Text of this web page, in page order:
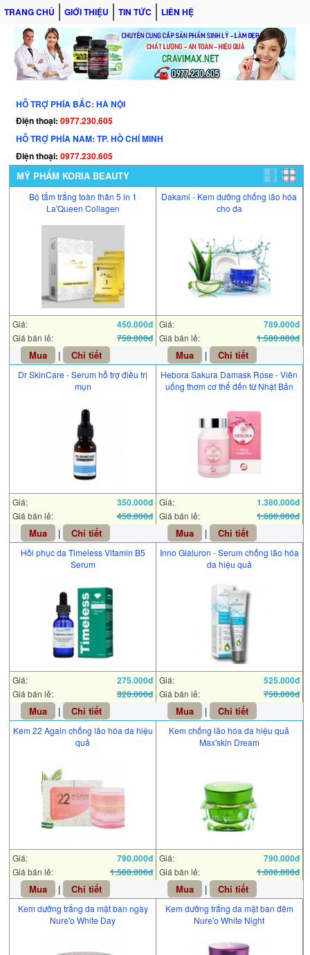
TRANG CHỦ GIỚI THIỆU TIN TỨC LIÊN HỆ
HỖ TRỢ PHÍA BẮC: HÀ NỘI
Điện thoại: 0977.230.605
HỖ TRỢ PHÍA NAM: TP. HỒ CHÍ MINH
Điện thoại: 0977.230.605
MỸ PHẨM KORIA BEAUTY
Bộ tắm trắng toàn thân 5 in 1
La'Queen Collagen
Giá: 450.000đ
Giá bán lẻ: 750.000đ
Mua | Chi tiết
Dakami - Kem dưỡng chống lão hóa
cho da
Giá: 789.000đ
Giá bán lẻ: 1.580.000đ
Mua | Chi tiết
Dr SkinCare - Serum hỗ trợ điều trị
mụn
Giá: 350.000đ
Giá bán lẻ: 450.000đ
Mua | Chi tiết
Hebora Sakura Damask Rose - Viên
uống thơm cơ thể đến từ Nhật Bản
Giá: 1.380.000đ
Giá bán lẻ: 1.680.000đ
Mua | Chi tiết
Hồi phục da Timeless Vitamin B5
Serum
Giá: 275.000đ
Giá bán lẻ: 320.000đ
Mua | Chi tiết
Inno Gialuron - Serum chống lão hóa
da hiệu quả
Giá: 525.000đ
Giá bán lẻ: 750.000đ
Mua | Chi tiết
Kem 22 Again chống lão hóa da hiệu
quả
Giá: 790.000đ
Giá bán lẻ: 1.580.000đ
Mua | Chi tiết
Kem chống lão hóa da hiệu quả
Max'skin Dream
Giá: 790.000đ
Giá bán lẻ: 1.000.000đ
Mua | Chi tiết
Kem dưỡng trắng da mặt ban ngày
Nure'o White Day
Kem dưỡng trắng da mặt ban đêm
Nure'o White Night